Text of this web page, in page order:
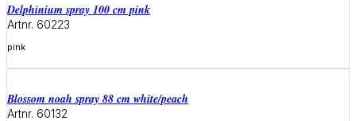
delphinium spray 100 cm pink
Artnr. 60223
pink
Meer informatie
blossom noah spray 88 cm white/peach
Artnr. 60132